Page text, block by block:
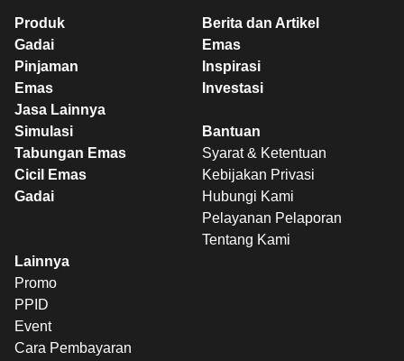
Produk
Gadai
Pinjaman
Emas
Jasa Lainnya
Berita dan Artikel
Emas
Inspirasi
Investasi
Simulasi
Tabungan Emas
Cicil Emas
Gadai
Bantuan
Syarat & Ketentuan
Kebijakan Privasi
Hubungi Kami
Pelayanan Pelaporan
Tentang Kami
Lainnya
Promo
PPID
Event
Cara Pembayaran